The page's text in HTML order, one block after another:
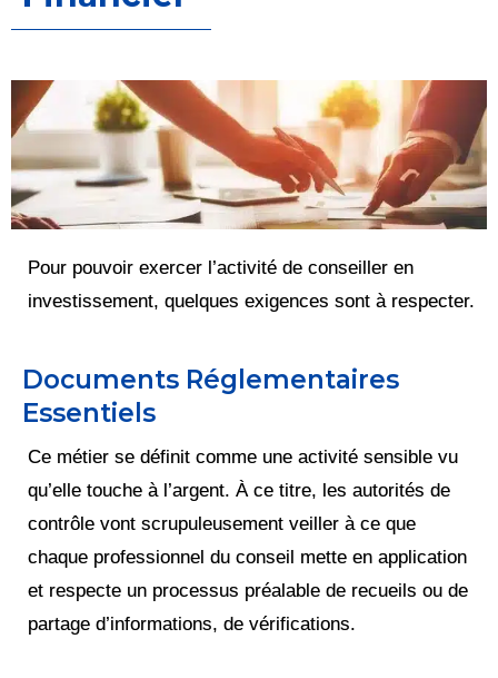
Pour pouvoir exercer l’activité de conseiller en
investissement, quelques exigences sont à respecter.
Documents Réglementaires
Essentiels
Ce métier se définit comme une activité sensible vu
qu’elle touche à l’argent. À ce titre, les autorités de
contrôle vont scrupuleusement veiller à ce que
chaque professionnel du conseil mette en application
et respecte un processus préalable de recueils ou de
partage d’informations, de vérifications.